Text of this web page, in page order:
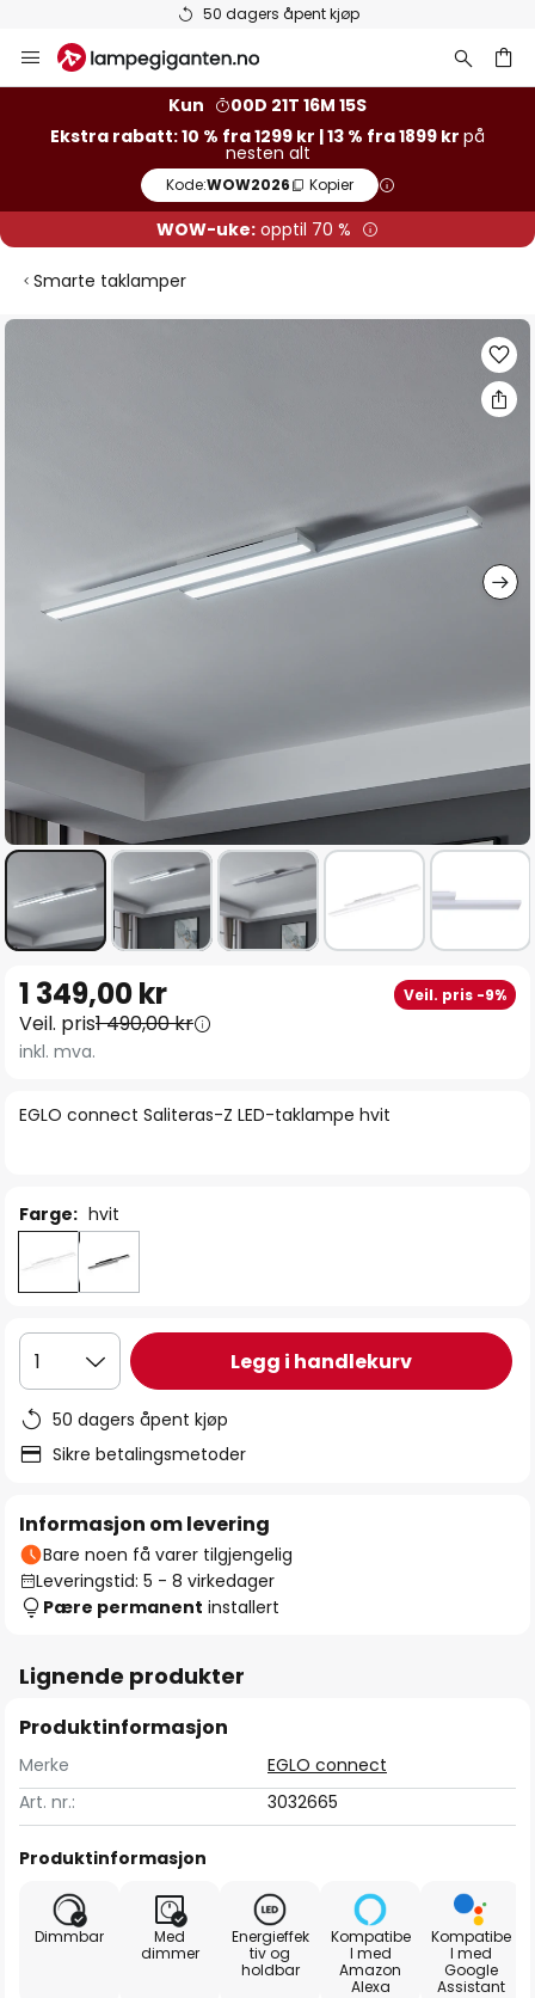
Varer på lager sendes raskt
Hopp
til
Kun
00D 21T 16M 14S
Ekstra rabatt: 10 % fra 1299 kr | 13 % fra 1899 kr på
nesten alt
Kode:WOW2026 Kopier
WOW-uke: opptil 70 %
Smarte taklamper
Gå
begynnelsen
av
EGLO connect Saliteras-Z LED-taklampe hvit
1 349,00 kr Veil. pris -9%
Veil. pris1 490,00 kr
inkl. mva.
Farge: hvit
1 Legg i handlekurv
50 dagers åpent kjøp
Sikre betalingsmetoder
Informasjon om levering
Bare noen få varer tilgjengelig
Leveringstid: 5 - 8 virkedager
Pære permanent installert
Lignende produkter
Produktinformasjon
Merke
EGLO connect
Art. nr.:
3032665
Produktinformasjon
Dimmbar
Med
dimmer
Energieffek
tiv og
holdbar
Kompatibe
l med
Amazon
Alexa
Kompatibe
l med
Google
Assistant